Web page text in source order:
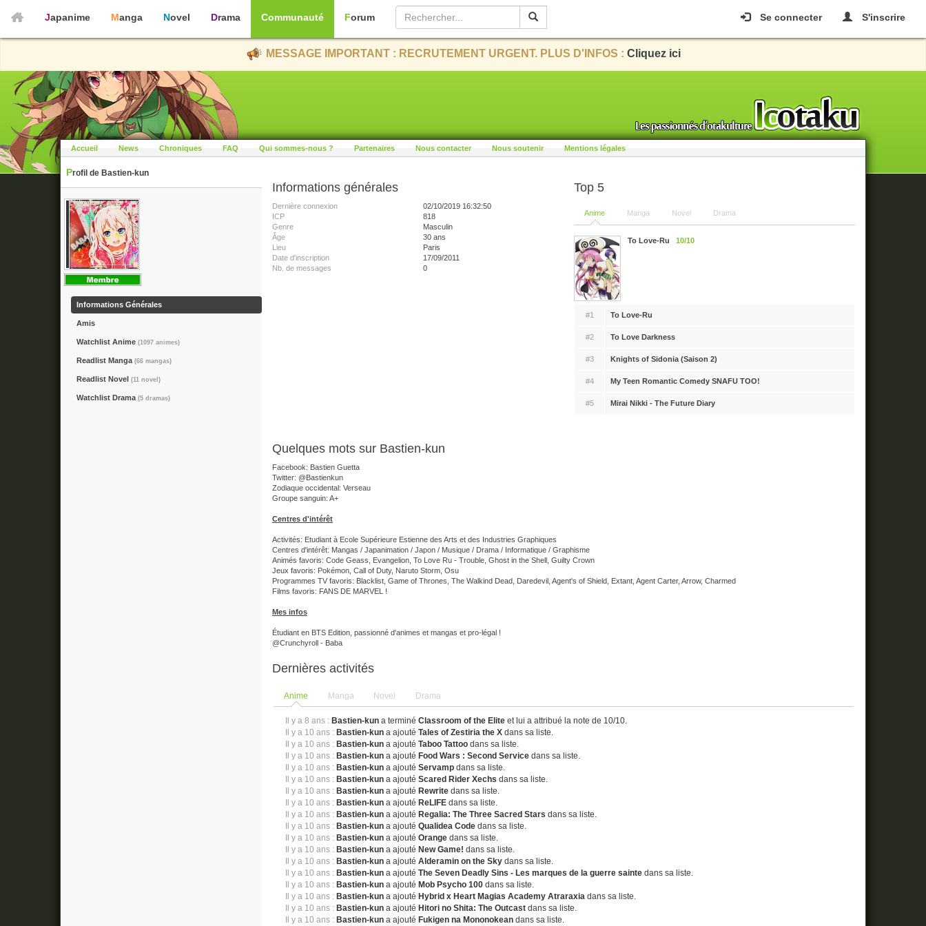
Se connecter S'inscrire
Japanime Manga Novel Drama Communauté Forum
MESSAGE IMPORTANT : RECRUTEMENT URGENT. PLUS D'INFOS : Cliquez ici
Accueil News Chroniques FAQ Qui sommes-nous ? Partenaires Nous contacter Nous soutenir Mentions légales
Profil de Bastien-kun
Informations Générales
Amis
Watchlist Anime (1097 animes)
Readlist Manga (66 mangas)
Readlist Novel (11 novel)
Watchlist Drama (5 dramas)
Informations générales
Dernière connexion
02/10/2019 16:32:50
ICP
818
Genre
Masculin
Âge
30 ans
Lieu
Paris
Date d'inscription
17/09/2011
Nb. de messages
0
Top 5
Anime Manga Novel Drama
To Love-Ru 10/10
#1 To Love-Ru
#2 To Love Darkness
#3 Knights of Sidonia (Saison 2)
#4 My Teen Romantic Comedy SNAFU TOO!
#5 Mirai Nikki - The Future Diary
Quelques mots sur Bastien-kun
Facebook: Bastien Guetta
Twitter: @Bastienkun
Zodiaque occidental: Verseau
Groupe sanguin: A+
Centres d'intérêt
Activités: Etudiant à Ecole Supérieure Estienne des Arts et des Industries Graphiques
Centres d'intérêt: Mangas / Japanimation / Japon / Musique / Drama / Informatique / Graphisme
Animés favoris: Code Geass, Evangelion, To Love Ru - Trouble, Ghost in the Shell, Guilty Crown
Jeux favoris: Pokémon, Call of Duty, Naruto Storm, Osu
Programmes TV favoris: Blacklist, Game of Thrones, The Walkind Dead, Daredevil, Agent's of Shield, Extant, Agent Carter, Arrow, Charmed
Films favoris: FANS DE MARVEL !
Mes infos
Étudiant en BTS Edition, passionné d'animes et mangas et pro-légal !
@Crunchyroll - Baba
Dernières activités
Anime Manga Novel Drama
Il y a 8 ans : Bastien-kun a terminéClassroom of the Elite et lui a attribué la note de 10/10.
Il y a 10 ans : Bastien-kun a ajoutéTales of Zestiria the X dans sa liste.
Il y a 10 ans : Bastien-kun a ajoutéTaboo Tattoo dans sa liste.
Il y a 10 ans : Bastien-kun a ajouté Food Wars : Second Service dans sa liste.
Il y a 10 ans : Bastien-kun a ajoutéServamp dans sa liste.
Il y a 10 ans : Bastien-kun a ajoutéScared Rider Xechs dans sa liste.
Il y a 10 ans : Bastien-kun a ajouté Rewrite dans sa liste.
Il y a 10 ans : Bastien-kun a ajouté ReLIFE dans sa liste.
Il y a 10 ans : Bastien-kun a ajouté Regalia: The Three Sacred Stars dans sa liste.
Il y a 10 ans : Bastien-kun a ajoutéQualidea Code dans sa liste.
Il y a 10 ans : Bastien-kun a ajoutéOrange dans sa liste.
Il y a 10 ans : Bastien-kun a ajouté New Game! dans sa liste.
Il y a 10 ans : Bastien-kun a ajoutéAlderamin on the Sky dans sa liste.
Il y a 10 ans : Bastien-kun a ajoutéThe Seven Deadly Sins - Les marques de la guerre sainte dans sa liste.
Il y a 10 ans : Bastien-kun a ajouté Mob Psycho 100 dans sa liste.
Il y a 10 ans : Bastien-kun a ajouté Hybrid x Heart Magias Academy Atraraxia dans sa liste.
Il y a 10 ans : Bastien-kun a ajouté Hitori no Shita: The Outcast dans sa liste.
Il y a 10 ans : Bastien-kun a ajouté Fukigen na Mononokean dans sa liste.